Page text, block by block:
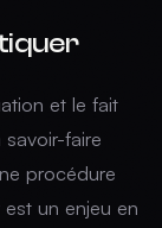
et le fait
faire
procédure
un enjeu en